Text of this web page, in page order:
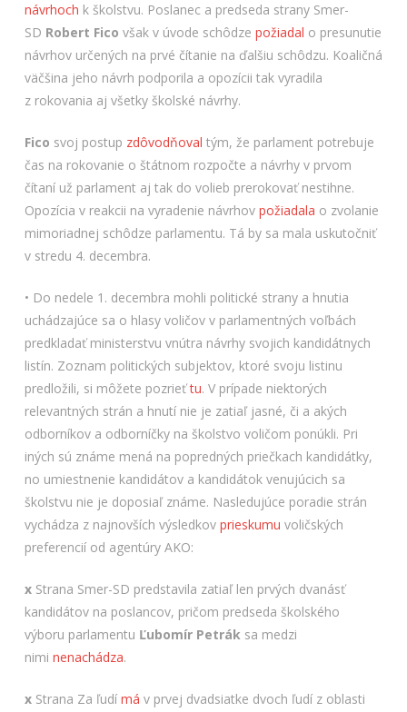
návrhoch k školstvu. Poslanec a predseda strany Smer-
SD Robert Fico však v úvode schôdze požiadal o presunutie
návrhov určených na prvé čítanie na ďalšiu schôdzu. Koaličná
väčšina jeho návrh podporila a opozícii tak vyradila
z rokovania aj všetky školské návrhy.
Fico svoj postup zdôvodňoval tým, že parlament potrebuje
čas na rokovanie o štátnom rozpočte a návrhy v prvom
čítaní už parlament aj tak do volieb prerokovať nestihne.
Opozícia v reakcii na vyradenie návrhov požiadala o zvolanie
mimoriadnej schôdze parlamentu. Tá by sa mala uskutočniť
v stredu 4. decembra.
• Do nedele 1. decembra mohli politické strany a hnutia
uchádzajúce sa o hlasy voličov v parlamentných voľbách
predkladať ministerstvu vnútra návrhy svojich kandidátnych
listín. Zoznam politických subjektov, ktoré svoju listinu
predložili, si môžete pozrieťtu. V prípade niektorých
relevantných strán a hnutí nie je zatiaľ jasné, či a akých
odborníkov a odborníčky na školstvo voličom ponúkli. Pri
iných sú známe mená na popredných priečkach kandidátky,
no umiestnenie kandidátov a kandidátok venujúcich sa
školstvu nie je doposiaľ známe. Nasledujúce poradie strán
vychádza z najnovších výsledkov prieskumu voličských
preferencií od agentúry AKO:
xStrana Smer-SD predstavila zatiaľ len prvých dvanásť
kandidátov na poslancov, pričom predseda školského
výboru parlamentu Ľubomír Petráksa medzi
nimi nenachádza.
xStrana Za ľudí má v prvej dvadsiatke dvoch ľudí z oblasti